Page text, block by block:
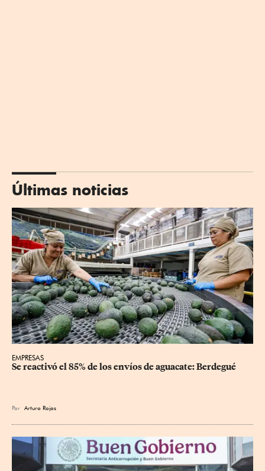
Últimas noticias
EMPRESAS
Se reactivó el 85% de los envíos de aguacate: Berdegué
Por Arturo Rojas